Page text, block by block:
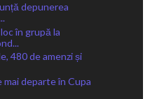
depunerea
în grupă la
480 de amenzi și
mai departe în Cupa